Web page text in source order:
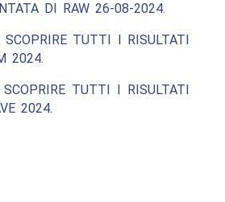
DI RAW 26-08-2024.
TUTTI I RISULTATI
2024.
TUTTI I RISULTATI
2024.